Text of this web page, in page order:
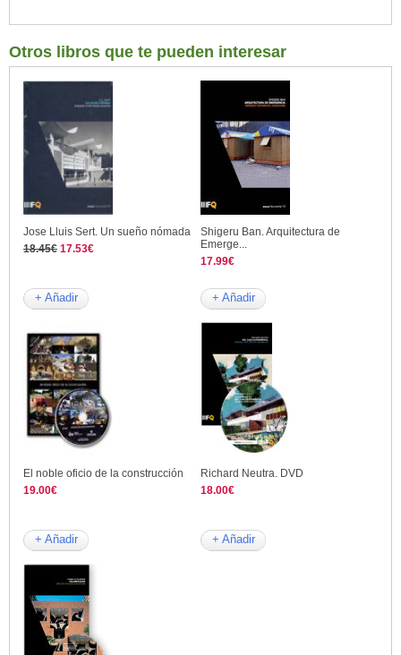
Otros libros que te pueden interesar
Jose Lluis Sert. Un sueño nómada
18.45€ 17.53€
+ Añadir
Shigeru Ban. Arquitectura de
Emerge...
17.99€
+ Añadir
El noble oficio de la construcción
19.00€
+ Añadir
Richard Neutra. DVD
18.00€
+ Añadir